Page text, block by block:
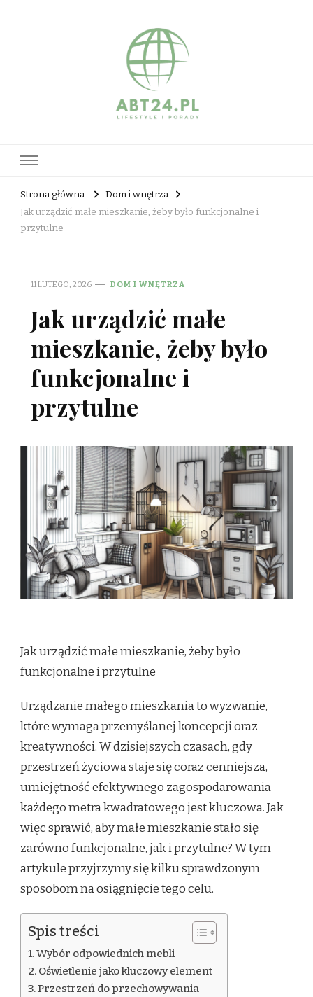
Strona główna
Dom i wnętrza
Jak urządzić małe mieszkanie, żeby było funkcjonalne i
przytulne
11 LUTEGO, 2026 DOM I WNĘTRZA
Jak urządzić małe
mieszkanie, żeby było
funkcjonalne i
przytulne
Jak urządzić małe mieszkanie, żeby było
funkcjonalne i przytulne
Urządzanie małego mieszkania to wyzwanie,
które wymaga przemyślanej koncepcji oraz
kreatywności. W dzisiejszych czasach, gdy
przestrzeń życiowa staje się coraz cenniejsza,
umiejętność efektywnego zagospodarowania
każdego metra kwadratowego jest kluczowa. Jak
więc sprawić, aby małe mieszkanie stało się
zarówno funkcjonalne, jak i przytulne? W tym
artykule przyjrzymy się kilku sprawdzonym
sposobom na osiągnięcie tego celu.
Spis treści
Wybór odpowiednich mebli
Oświetlenie jako kluczowy element
Przestrzeń do przechowywania